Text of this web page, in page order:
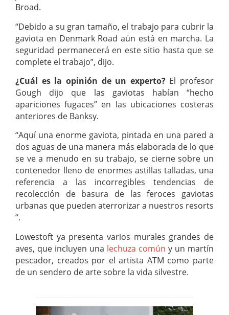
Broad.
“Debido a su gran tamaño, el trabajo para cubrir la
gaviota en Denmark Road aún está en marcha. La
seguridad permanecerá en este sitio hasta que se
complete el trabajo”, dijo.
¿Cuál es la opinión de un experto? El profesor
Gough dijo que las gaviotas habían “hecho
apariciones fugaces” en las ubicaciones costeras
anteriores de Banksy.
“Aquí una enorme gaviota, pintada en una pared a
dos aguas de una manera más elaborada de lo que
se ve a menudo en su trabajo, se cierne sobre un
contenedor lleno de enormes astillas talladas, una
referencia a las incorregibles tendencias de
recolección de basura de las feroces gaviotas
urbanas que pueden aterrorizar a nuestros resorts
“.
Lowestoft ya presenta varios murales grandes de
aves, que incluyen una lechuza común y un martín
pescador, creados por el artista ATM como parte
de un sendero de arte sobre la vida silvestre.